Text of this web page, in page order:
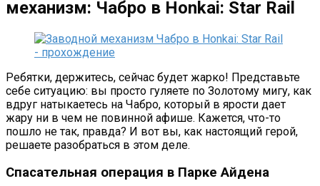
механизм: Чабро в Honkai: Star Rail
Ребятки, держитесь, сейчас будет жарко! Представьте
себе ситуацию: вы просто гуляете по Золотому мигу, как
вдруг натыкаетесь на Чабро, который в ярости дает
жару ни в чем не повинной афише. Кажется, что-то
пошло не так, правда? И вот вы, как настоящий герой,
решаете разобраться в этом деле.
Спасательная операция в Парке Айдена